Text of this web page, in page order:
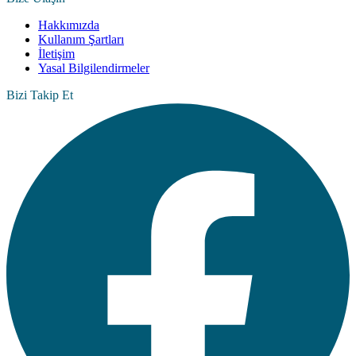
Hakkımızda
Kullanım Şartları
İletişim
Yasal Bilgilendirmeler
Bizi Takip Et